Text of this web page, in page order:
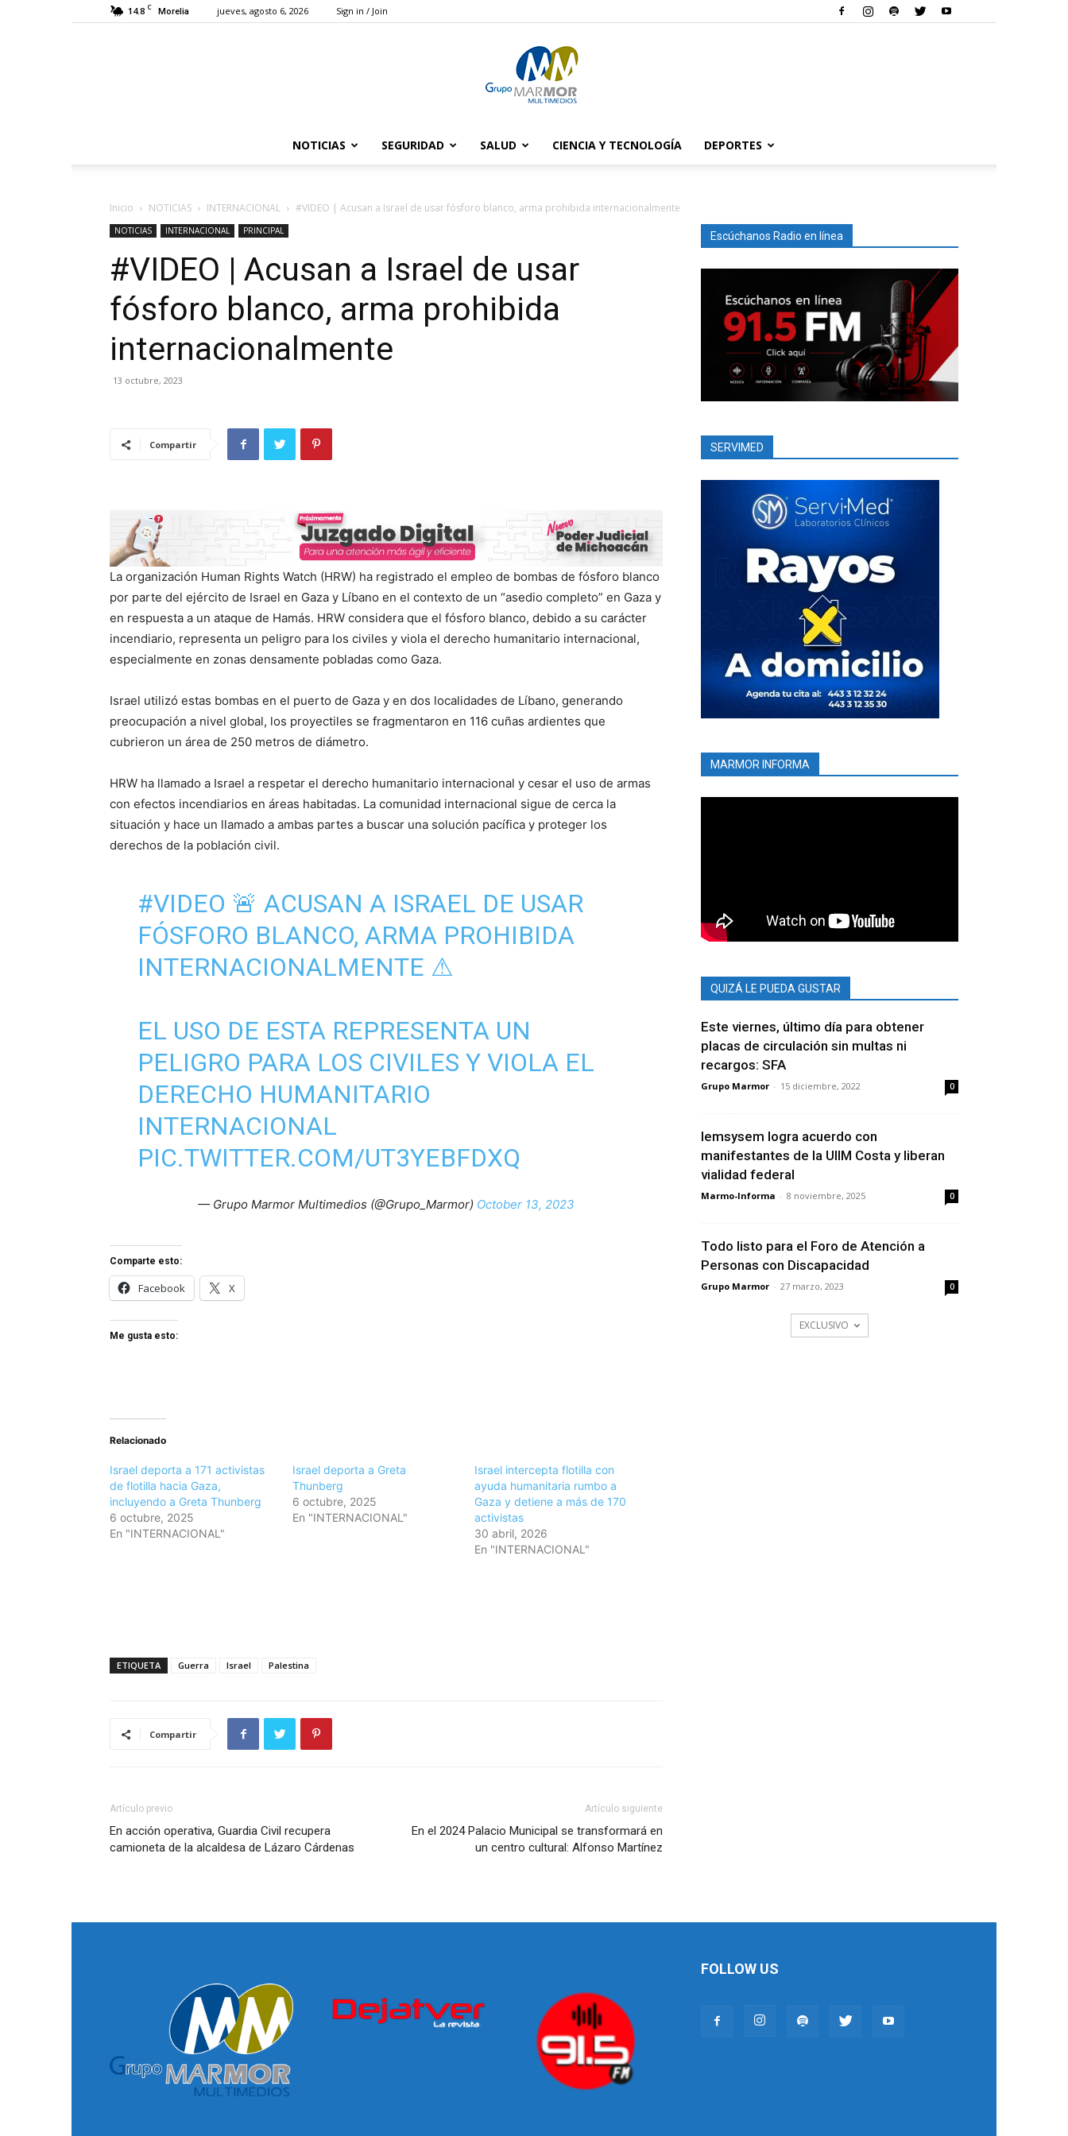
14.8 C Morelia jueves, agosto 6, 2026 Sign in / Join
Marmor
NOTICIAS SEGURIDAD SALUD CIENCIA Y TECNOLOGÍA DEPORTES
Inicio NOTICIAS INTERNACIONAL #VIDEO | Acusan a Israel de usar fósforo blanco, arma prohibida internacionalmente
NOTICIAS INTERNACIONAL PRINCIPAL
#VIDEO | Acusan a Israel de usar
fósforo blanco, arma prohibida
internacionalmente
13 octubre, 2023
Compartir
La organización Human Rights Watch (HRW) ha registrado el empleo de bombas de fósforo blanco
por parte del ejército de Israel en Gaza y Líbano en el contexto de un “asedio completo” en Gaza y
en respuesta a un ataque de Hamás. HRW considera que el fósforo blanco, debido a su carácter
incendiario, representa un peligro para los civiles y viola el derecho humanitario internacional,
especialmente en zonas densamente pobladas como Gaza.
Israel utilizó estas bombas en el puerto de Gaza y en dos localidades de Líbano, generando
preocupación a nivel global, los proyectiles se fragmentaron en 116 cuñas ardientes que
cubrieron un área de 250 metros de diámetro.
HRW ha llamado a Israel a respetar el derecho humanitario internacional y cesar el uso de armas
con efectos incendiarios en áreas habitadas. La comunidad internacional sigue de cerca la
situación y hace un llamado a ambas partes a buscar una solución pacífica y proteger los
derechos de la población civil.
#VIDEO 🚨 ACUSAN A ISRAEL DE USAR
FÓSFORO BLANCO, ARMA PROHIBIDA
INTERNACIONALMENTE ⚠
EL USO DE ESTA REPRESENTA UN
PELIGRO PARA LOS CIVILES Y VIOLA EL
DERECHO HUMANITARIO
INTERNACIONAL
PIC.TWITTER.COM/UT3YEBFDXQ
— Grupo Marmor Multimedios (@Grupo_Marmor) October 13, 2023
Comparte esto:
Facebook X
Me gusta esto:
Relacionado
Israel deporta a 171 activistas
de flotilla hacia Gaza,
incluyendo a Greta Thunberg
6 octubre, 2025
En "INTERNACIONAL"
Israel deporta a Greta
Thunberg
6 octubre, 2025
En "INTERNACIONAL"
Israel intercepta flotilla con
ayuda humanitaria rumbo a
Gaza y detiene a más de 170
activistas
30 abril, 2026
En "INTERNACIONAL"
ETIQUETA Guerra Israel Palestina
Compartir
Artículo previo
En acción operativa, Guardia Civil recupera
camioneta de la alcaldesa de Lázaro Cárdenas
Artículo siguiente
En el 2024 Palacio Municipal se transformará en
un centro cultural: Alfonso Martínez
Escúchanos Radio en línea
SERVIMED
MARMOR INFORMA
QUIZÁ LE PUEDA GUSTAR
Este viernes, último día para obtener
placas de circulación sin multas ni
recargos: SFA
Grupo Marmor - 15 diciembre, 2022 0
Iemsysem logra acuerdo con
manifestantes de la UIIM Costa y liberan
vialidad federal
Marmo-Informa - 8 noviembre, 2025 0
Todo listo para el Foro de Atención a
Personas con Discapacidad
Grupo Marmor - 27 marzo, 2023 0
EXCLUSIVO
FOLLOW US